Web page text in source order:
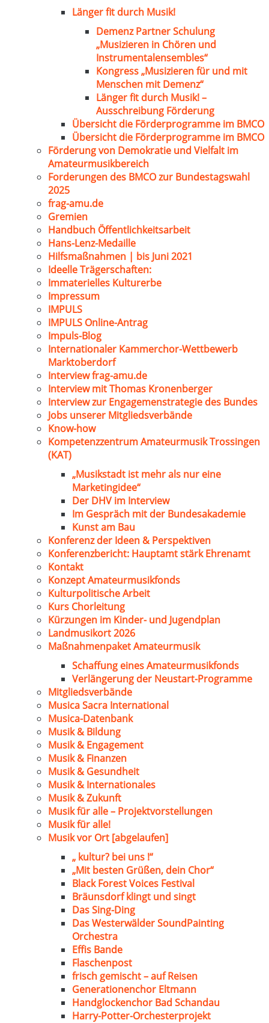
Länger fit durch Musik!
Demenz Partner Schulung
„Musizieren in Chören und
Instrumentalensembles“
Kongress „Musizieren für und mit
Menschen mit Demenz“
Länger fit durch Musik! –
Ausschreibung Förderung
Übersicht die Förderprogramme im BMCO
Übersicht die Förderprogramme im BMCO
Förderung von Demokratie und Vielfalt im
Amateurmusikbereich
Forderungen des BMCO zur Bundestagswahl
2025
frag-amu.de
Gremien
Handbuch Öffentlichkeitsarbeit
Hans-Lenz-Medaille
Hilfsmaßnahmen | bis Juni 2021
Ideelle Trägerschaften:
Immaterielles Kulturerbe
Impressum
IMPULS
IMPULS Online-Antrag
Impuls-Blog
Internationaler Kammerchor-Wettbewerb
Marktoberdorf
Interview frag-amu.de
Interview mit Thomas Kronenberger
Interview zur Engagemenstrategie des Bundes
Jobs unserer Mitgliedsverbände
Know-how
Kompetenzzentrum Amateurmusik Trossingen
(KAT)
„Musikstadt ist mehr als nur eine
Marketingidee“
Der DHV im Interview
Im Gespräch mit der Bundesakademie
Kunst am Bau
Konferenz der Ideen & Perspektiven
Konferenzbericht: Hauptamt stärk Ehrenamt
Kontakt
Konzept Amateurmusikfonds
Kulturpolitische Arbeit
Kurs Chorleitung
Kürzungen im Kinder- und Jugendplan
Landmusikort 2026
Maßnahmenpaket Amateurmusik
Schaffung eines Amateurmusikfonds
Verlängerung der Neustart-Programme
Mitgliedsverbände
Musica Sacra International
Musica-Datenbank
Musik & Bildung
Musik & Engagement
Musik & Finanzen
Musik & Gesundheit
Musik & Internationales
Musik & Zukunft
Musik für alle – Projektvorstellungen
Musik für alle!
Musik vor Ort [abgelaufen]
„ kultur? bei uns !“
„Mit besten Grüßen, dein Chor“
Black Forest Voices Festival
Bräunsdorf klingt und singt
Das Sing-Ding
Das Westerwälder SoundPainting
Orchestra
Effis Bande
Flaschenpost
frisch gemischt – auf Reisen
Generationenchor Eltmann
Handglockenchor Bad Schandau
Harry-Potter-Orchesterprojekt